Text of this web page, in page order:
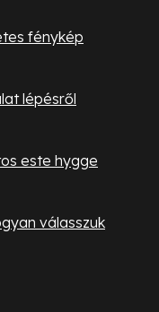
fénykép
lépésről
este hygge
válasszuk